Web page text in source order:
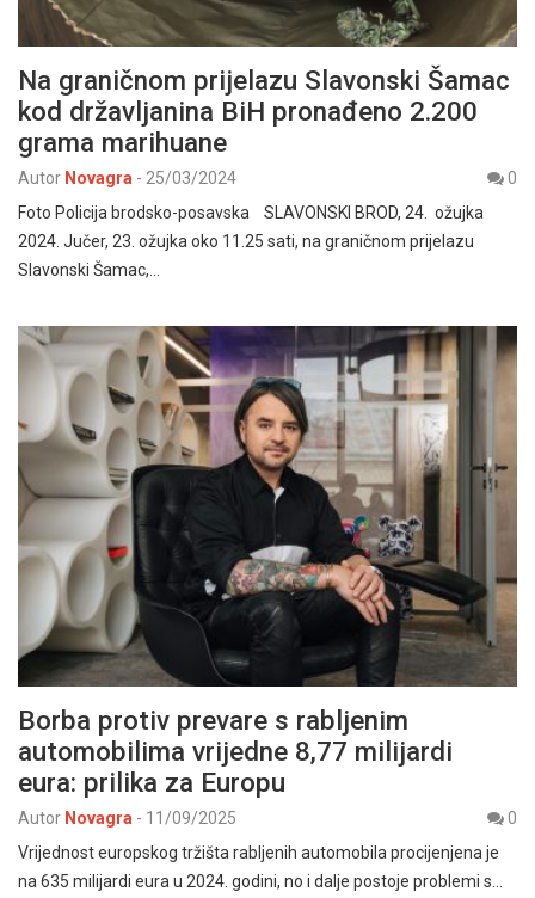
Na graničnom prijelazu Slavonski Šamac
kod državljanina BiH pronađeno 2.200
grama marihuane
Autor Novagra - 25/03/2024
0
Foto Policija brodsko-posavska SLAVONSKI BROD, 24. ožujka
2024. Jučer, 23. ožujka oko 11.25 sati, na graničnom prijelazu
Slavonski Šamac,…
Borba protiv prevare s rabljenim
automobilima vrijedne 8,77 milijardi
eura: prilika za Europu
Autor Novagra - 11/09/2025
0
Vrijednost europskog tržišta rabljenih automobila procijenjena je
na 635 milijardi eura u 2024. godini, no i dalje postoje problemi s…